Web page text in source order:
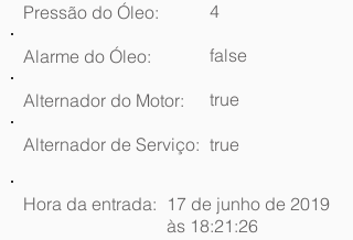
Pressão do Óleo:
4
Alarme do Óleo: false
Alternador do Motor: true
Alternador de Serviço: true
Hora da entrada: 17 de junho de 2019
às 18:21:26